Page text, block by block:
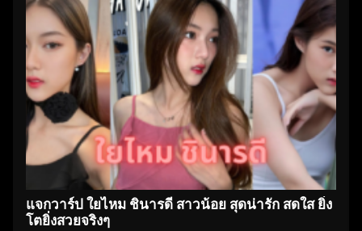
แจกวาร์ป ใยไหม ชินารดี สาวน้อย สุดน่ารัก สดใส ยิ่ง
โตยิ่งสวยจริงๆ